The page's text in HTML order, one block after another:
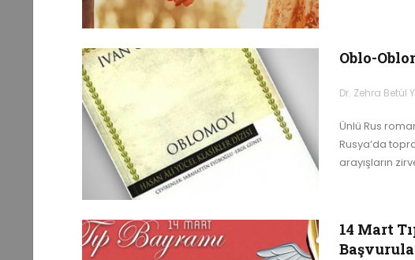
Oblo-
Dr. Zehra Betül
Ünlü Rus
Rusya’da
arayışların
14 Mart